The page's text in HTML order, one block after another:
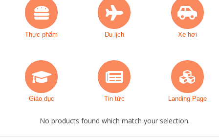
Thực phẩm Du lịch Xe hơi
Giáo dục Tin tức Landing Page
No products found which match your selection.